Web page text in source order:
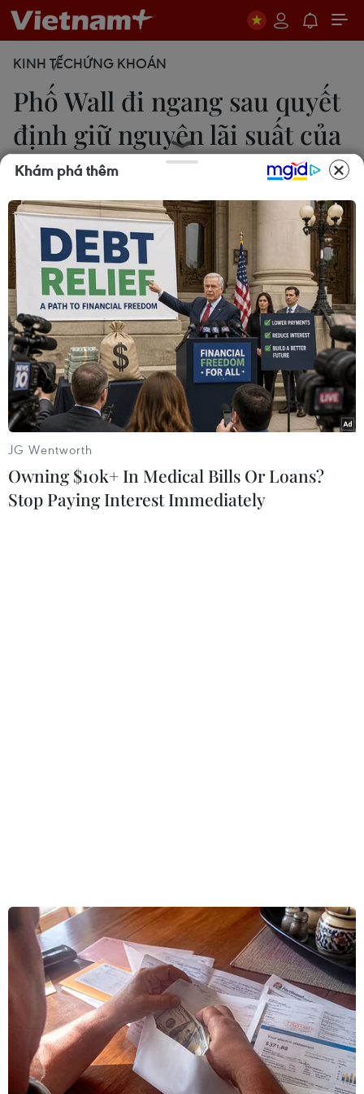
KINH TẾCHỨNG KHOÁN
Phố Wall đi ngang sau quyết
định giữ nguyên lãi suất của
Fed
Minh Hằng
19/06/2025 01:28
Chỉ số công nghiệp Dow Jones giảm 0,1% xuống
42.171,66 điểm, chỉ số S&P 500 giảm 0,1% xuống
5.980,87 điểm, còn chỉ số công nghệ Nasdaq
Composite tăng 0,1% lên 19.546,27 điểm.
cuộc họp thứ tư liên tiếp. Chủ tịch Fed Jerome
Powell cho biết cần thêm thời gian để theo dõi
tác động lạm phát từ các chính sách thuế quan
của Tổng thống Donald Trump.
Ông Powell khẳng định Fed có đủ điều kiện để
chờ đợi và thu thập thêm thông tin trước khi
xem xét thay đổi lãi suất.
Khám phá thêm
JG Wentworth
Owning $10k+ In Medical Bills Or Loans?
Stop Paying Interest Immediately